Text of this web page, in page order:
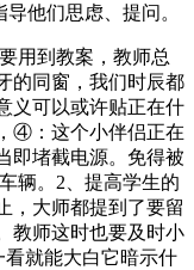
他们思虑、提问。
用到教案，教师总
的同窗，我们时辰都
义可以或许贴正在什
④：这个小伴侣正在
即堵截电源。免得被
辆。2、提高学生的
，大师都提到了要留
教师这时也要及时小
就能大白它暗示什